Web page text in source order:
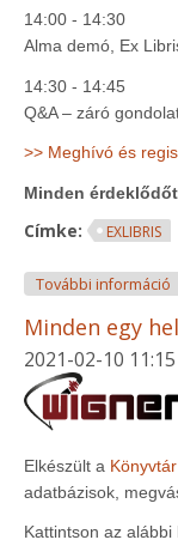
14:00 - 14:30
Alma demó, Ex
14:30 - 14:45
Q&A – záró
>> Meghívó és
Minden
Címke: EXLIBRIS
További információ
Minden egy
2021-02-10 11:15
Elkészült a
adatbázisok,
Kattintson az